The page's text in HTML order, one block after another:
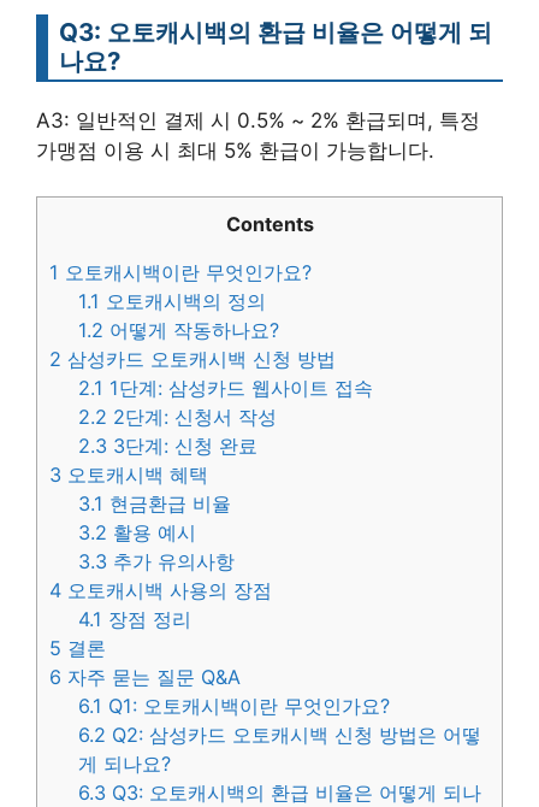
Q3: 오토캐시백의 환급 비율은 어떻게 되
나요?
A3: 일반적인 결제 시 0.5% ~ 2% 환급되며, 특정
가맹점 이용 시 최대 5% 환급이 가능합니다.
Contents
1 오토캐시백이란 무엇인가요?
1.1 오토캐시백의 정의
1.2 어떻게 작동하나요?
2 삼성카드 오토캐시백 신청 방법
2.1 1단계: 삼성카드 웹사이트 접속
2.2 2단계: 신청서 작성
2.3 3단계: 신청 완료
3 오토캐시백 혜택
3.1 현금환급 비율
3.2 활용 예시
3.3 추가 유의사항
4 오토캐시백 사용의 장점
4.1 장점 정리
5 결론
6 자주 묻는 질문 Q&A
6.1 Q1: 오토캐시백이란 무엇인가요?
6.2 Q2: 삼성카드 오토캐시백 신청 방법은 어떻
게 되나요?
6.3 Q3: 오토캐시백의 환급 비율은 어떻게 되나